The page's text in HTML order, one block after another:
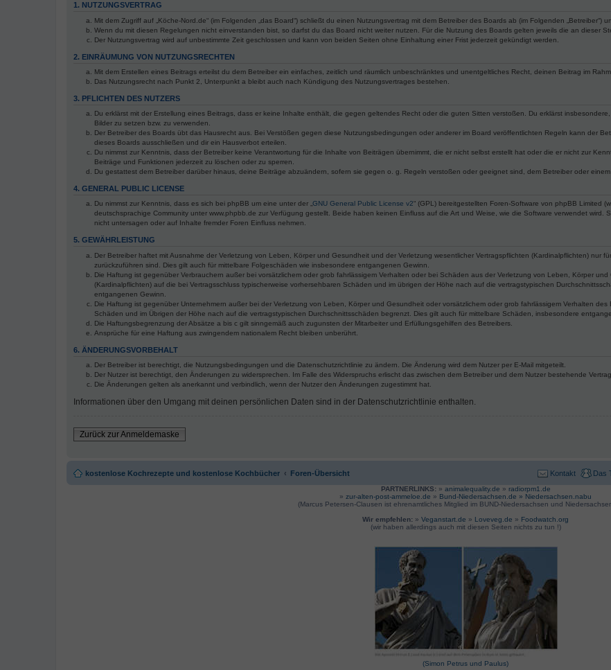
1. NUTZUNGSVERTRAG
Mit dem Zugriff auf „Köche-Nord.de“ (im Folgenden „das Board“) schließt du einen Nutzungsvertrag mit dem Betreiber des Boards ab (im Folgenden
Wenn du mit diesen Regelungen nicht einverstanden bist, so darfst du das Board nicht weiter nutzen. Für die Nutzung des Boards gelten jeweils die an dieser
Der Nutzungsvertrag wird auf unbestimmte Zeit geschlossen und kann von beiden Seiten ohne Einhaltung einer Frist jederzeit gekündigt werden.
2. EINRÄUMUNG VON NUTZUNGSRECHTEN
Mit dem Erstellen eines Beitrags erteilst du dem Betreiber ein einfaches, zeitlich und räumlich unbeschränktes und unentgeltliches Recht, deinen Beitrag im
Das Nutzungsrecht nach Punkt 2, Unterpunkt a bleibt auch nach Kündigung des Nutzungsvertrages bestehen.
3. PFLICHTEN DES NUTZERS
Du erklärst mit der Erstellung eines Beitrags, dass er keine Inhalte enthält, die gegen geltendes Recht oder die guten Sitten verstoßen. Du erklärst
Bilder zu setzen bzw. zu verwenden.
Der Betreiber des Boards übt das Hausrecht aus. Bei Verstößen gegen diese Nutzungsbedingungen oder anderer im Board veröffentlichten Regeln kann der
dieses Boards ausschließen und dir ein Hausverbot erteilen.
Du nimmst zur Kenntnis, dass der Betreiber keine Verantwortung für die Inhalte von Beiträgen übernimmt, die er nicht selbst erstellt hat oder die er nicht zur
Beiträge und Funktionen jederzeit zu löschen oder zu sperren.
Du gestattest dem Betreiber darüber hinaus, deine Beiträge abzuändern, sofern sie gegen o. g. Regeln verstoßen oder geeignet sind, dem Betreiber oder
4. GENERAL PUBLIC LICENSE
Du nimmst zur Kenntnis, dass es sich bei phpBB um eine unter der „GNU General Public License v2“ (GPL) bereitgestellten Foren-Software von phpBB Limited
deutschsprachige Community unter www.phpbb.de zur Verfügung gestellt. Beide haben keinen Einfluss auf die Art und Weise, wie die Software verwendet wird.
nicht untersagen oder auf Inhalte fremder Foren Einfluss nehmen.
5. GEWÄHRLEISTUNG
Der Betreiber haftet mit Ausnahme der Verletzung von Leben, Körper und Gesundheit und der Verletzung wesentlicher Vertragspflichten (Kardinalpflichten) nur
zurückzuführen sind. Dies gilt auch für mittelbare Folgeschäden wie insbesondere entgangenen Gewinn.
Die Haftung ist gegenüber Verbrauchern außer bei vorsätzlichem oder grob fahrlässigem Verhalten oder bei Schäden aus der Verletzung von Leben, Körper
(Kardinalpflichten) auf die bei Vertragsschluss typischerweise vorhersehbaren Schäden und im übrigen der Höhe nach auf die vertragstypischen
entgangenen Gewinn.
Die Haftung ist gegenüber Unternehmern außer bei der Verletzung von Leben, Körper und Gesundheit oder vorsätzlichem oder grob fahrlässigem Verhalten
Schäden und im Übrigen der Höhe nach auf die vertragstypischen Durchschnittsschäden begrenzt. Dies gilt auch für mittelbare Schäden, insbesondere
Die Haftungsbegrenzung der Absätze a bis c gilt sinngemäß auch zugunsten der Mitarbeiter und Erfüllungsgehilfen des Betreibers.
Ansprüche für eine Haftung aus zwingendem nationalem Recht bleiben unberührt.
6. ÄNDERUNGSVORBEHALT
Der Betreiber ist berechtigt, die Nutzungsbedingungen und die Datenschutzrichtlinie zu ändern. Die Änderung wird dem Nutzer per E-Mail mitgeteilt.
Der Nutzer ist berechtigt, den Änderungen zu widersprechen. Im Falle des Widerspruchs erlischt das zwischen dem Betreiber und dem Nutzer bestehende
Die Änderungen gelten als anerkannt und verbindlich, wenn der Nutzer den Änderungen zugestimmt hat.
Informationen über den Umgang mit deinen persönlichen Daten sind in der Datenschutzrichtlinie enthalten.
Zurück zur Anmeldemaske
kostenlose Kochrezepte und kostenlose Kochbücher Foren-Übersicht Das
Kontakt
PARTNERLINKS: » animalequality.de » radiorpm1.de
» zur-alten-post-ammeloe.de » Bund-Niedersachsen.de » Niedersachsen.nabu
(Marcus Petersen-Clausen ist ehrenamtliches Mitglied im BUND-Niedersachsen und
Wir empfehlen: » Veganstart.de » Loveveg.de » Foodwatch.org
(wir haben allerdings auch mit diesen Seiten nichts zu tun !)
(Simon Petrus und Paulus)